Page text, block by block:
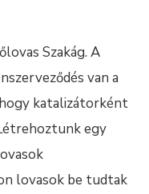
Szakág. A
van a
katalizátorként
egy
lovasok be tudtak